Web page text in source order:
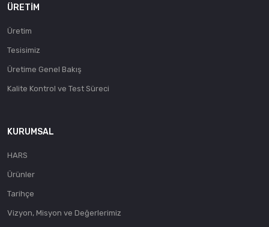
ÜRETIM
Üretim
Tesisimiz
Üretime Genel Bakış
Kalite Kontrol ve Test Süreci
KURUMSAL
HARS
Ürünler
Tarihçe
Vizyon, Misyon ve Değerlerimiz